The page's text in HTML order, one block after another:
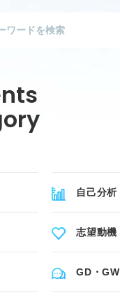
自己分析
志望動機
GD・GW